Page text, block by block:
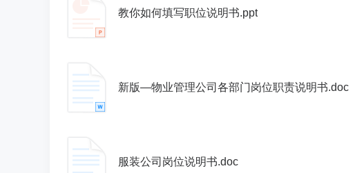
教你如何填写职位说明书.ppt
新版—物业管理公司各部门岗位职责说明书.doc
服装公司岗位说明书.doc